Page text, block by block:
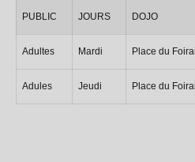
PUBLIC JOURS DOJO
Adultes Mardi Place du Foirail
Adules Jeudi Place du Foirail